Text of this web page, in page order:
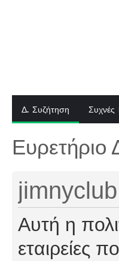
Δ. Συζήτηση Συχνές
Ευρετήριο
Αυτή η
εταιρείες